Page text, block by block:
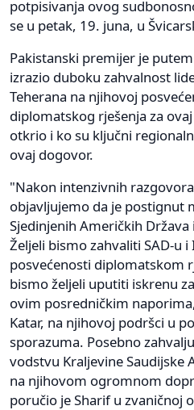
potpisivanja ovog
se u petak, 19. juna, u
Pakistanski premijer je
izrazio duboku zahvalnost
Teherana na njihovoj
diplomatskog rješenja za
otkrio i ko su ključni
ovaj dogovor.
"Nakon intenzivnih
objavljujemo da je postignut
Sjedinjenih Američkih
Željeli bismo zahvaliti SAD-u
posvećenosti diplomatskom
bismo željeli uputiti iskrenu
ovim posredničkim
Katar, na njihovoj podršci u
sporazuma. Posebno
vodstvu Kraljevine Saudijske
na njihovom ogromnom
poručio je Sharif u zvaničnoj